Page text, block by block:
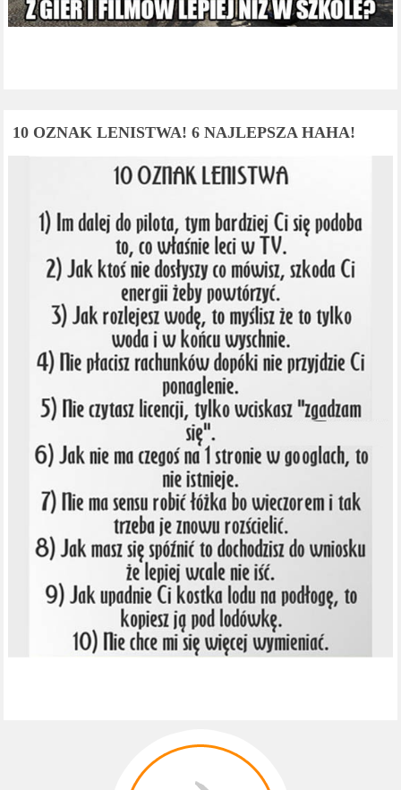
10 OZNAK LENISTWA! 6 NAJLEPSZA HAHA!